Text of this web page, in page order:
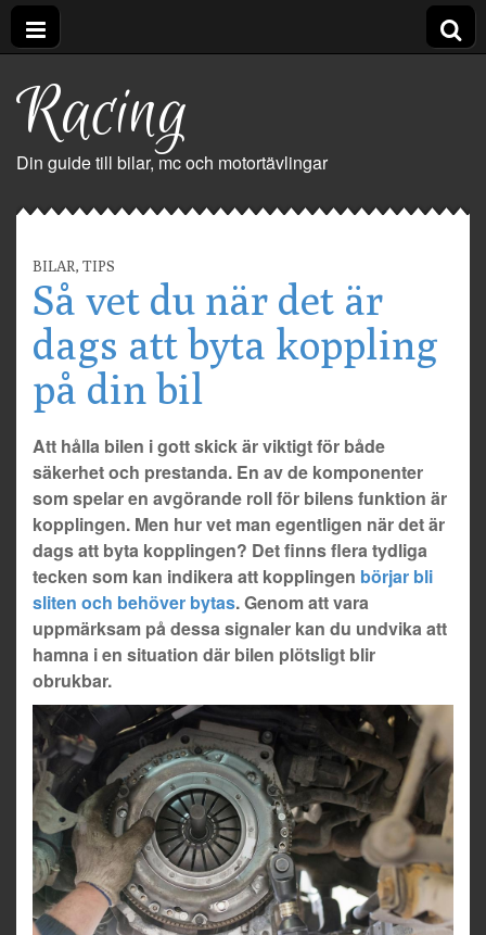
Racing
Din guide till bilar, mc och motortävlingar
BILAR, TIPS
Så vet du när det är
dags att byta koppling
på din bil
Att hålla bilen i gott skick är viktigt för både
säkerhet och prestanda. En av de komponenter
som spelar en avgörande roll för bilens funktion är
kopplingen. Men hur vet man egentligen när det är
dags att byta kopplingen? Det finns flera tydliga
tecken som kan indikera att kopplingen börjar bli
sliten och behöver bytas. Genom att vara
uppmärksam på dessa signaler kan du undvika att
hamna i en situation där bilen plötsligt blir
obrukbar.